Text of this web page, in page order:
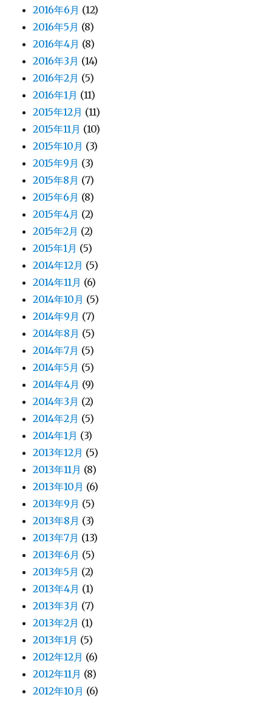
2016年6月 (12)
2016年5月 (8)
2016年4月 (8)
2016年3月 (14)
2016年2月 (5)
2016年1月 (11)
2015年12月 (11)
2015年11月 (10)
2015年10月 (3)
2015年9月 (3)
2015年8月 (7)
2015年6月 (8)
2015年4月 (2)
2015年2月 (2)
2015年1月 (5)
2014年12月 (5)
2014年11月 (6)
2014年10月 (5)
2014年9月 (7)
2014年8月 (5)
2014年7月 (5)
2014年5月 (5)
2014年4月 (9)
2014年3月 (2)
2014年2月 (5)
2014年1月 (3)
2013年12月 (5)
2013年11月 (8)
2013年10月 (6)
2013年9月 (5)
2013年8月 (3)
2013年7月 (13)
2013年6月 (5)
2013年5月 (2)
2013年4月 (1)
2013年3月 (7)
2013年2月 (1)
2013年1月 (5)
2012年12月 (6)
2012年11月 (8)
2012年10月 (6)